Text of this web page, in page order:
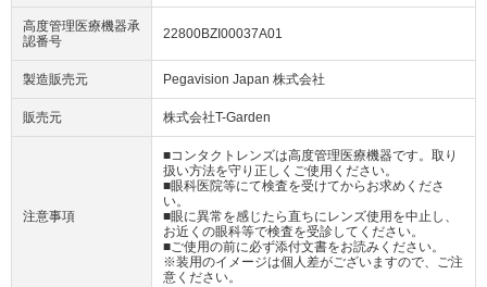
高度管理医療機器承
認番号
22800BZI00037A01
製造販売元 Pegavision Japan 株式会社
販売元 株式会社T-Garden
注意事項
■コンタクトレンズは高度管理医療機器です。取り
扱い方法を守り正しくご使用ください。
■眼科医院等にて検査を受けてからお求めくださ
い。
■眼に異常を感じたら直ちにレンズ使用を中止し、
お近くの眼科等で検査を受診してください。
■ご使用の前に必ず添付文書をお読みください。
※装用のイメージは個人差がございますので、ご注
意ください。